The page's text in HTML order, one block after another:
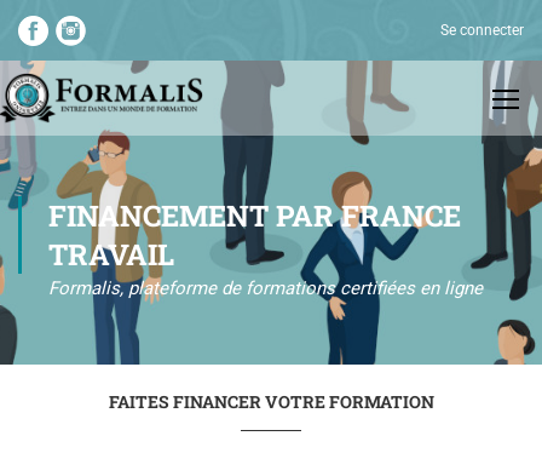
Se connecter
FINANCEMENT PAR FRANCE
TRAVAIL
Formalis, plateforme de formations certifiées en ligne
FAITES FINANCER VOTRE FORMATION